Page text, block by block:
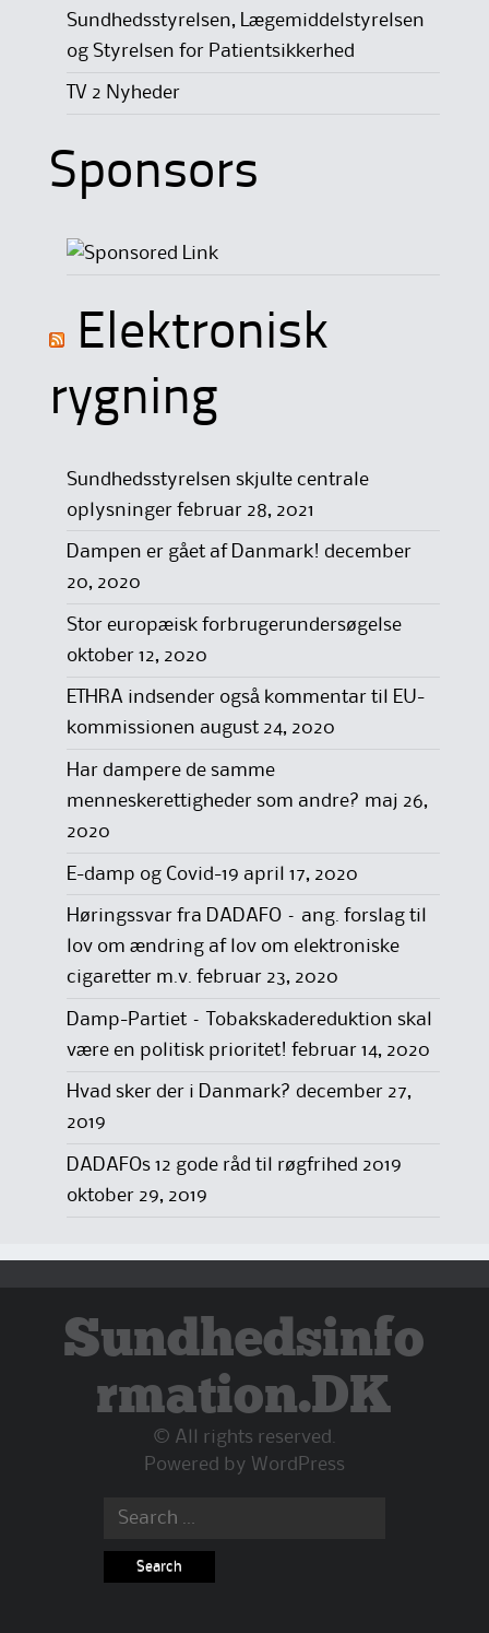
Sundhedsstyrelsen, Lægemiddelstyrelsen
og Styrelsen for Patientsikkerhed
TV 2 Nyheder
Sponsors
Elektronisk
rygning
Sundhedsstyrelsen skjulte centrale
oplysninger februar 28, 2021
Dampen er gået af Danmark! december
20, 2020
Stor europæisk forbrugerundersøgelse
oktober 12, 2020
ETHRA indsender også kommentar til EU-
kommissionen august 24, 2020
Har dampere de samme
menneskerettigheder som andre? maj 26,
2020
E-damp og Covid-19 april 17, 2020
Høringssvar fra DADAFO – ang. forslag til
lov om ændring af lov om elektroniske
cigaretter m.v. februar 23, 2020
Damp-Partiet – Tobakskadereduktion skal
være en politisk prioritet! februar 14, 2020
Hvad sker der i Danmark? december 27,
2019
DADAFOs 12 gode råd til røgfrihed 2019
oktober 29, 2019
Sundhedsinfo
rmation.DK
© All rights reserved.
Powered by WordPress
Search